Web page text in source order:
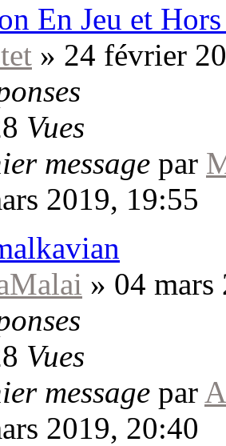
En Jeu et Hors
» 24 février
Vues
message par
2019, 19:55
» 04 mars
Vues
message par
2019, 20:40